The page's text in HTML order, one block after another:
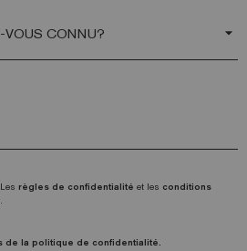
arrow_drop_down
règles de confidentialité et les conditions
de la politique de confidentialité.